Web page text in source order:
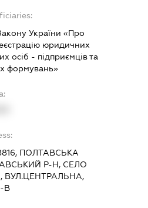
України «Про
юридичних
осіб - підприємців та
формувань»
ПОЛТАВСЬКА
Р-Н, СЕЛО
ВУЛ.ЦЕНТРАЛЬНА,
В